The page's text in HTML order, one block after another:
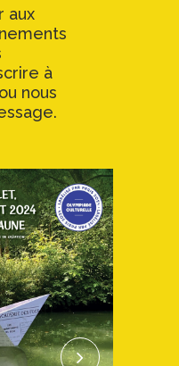
aux
à
nous